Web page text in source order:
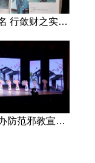
冒气功之名 行敛财之实 张宏堡义女“小倩”团伙覆灭记
梁平区举办防范邪教宣传专场文艺演出